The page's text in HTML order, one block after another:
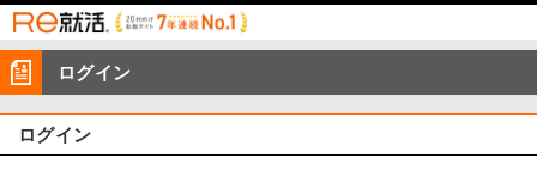
ログイン
ログイン